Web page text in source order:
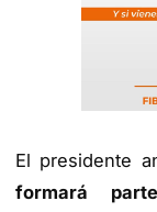
El presidente
formará